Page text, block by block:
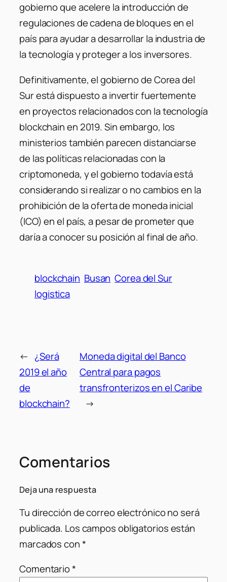
gobierno que acelere la introducción de
regulaciones de cadena de bloques en el
país para ayudar a desarrollar la industria de
la tecnología y proteger a los inversores.
Definitivamente, el gobierno de Corea del
Sur está dispuesto a invertir fuertemente
en proyectos relacionados con la tecnología
blockchain en 2019. Sin embargo, los
ministerios también parecen distanciarse
de las políticas relacionadas con la
criptomoneda, y el gobierno todavía está
considerando si realizar o no cambios en la
prohibición de la oferta de moneda inicial
(ICO) en el país, a pesar de prometer que
daría a conocer su posición al final de año.
blockchain Busan Corea del Sur
logistica
← ¿Será
2019 el año
de
blockchain?
Moneda digital del Banco
Central para pagos
transfronterizos en el Caribe
→
Comentarios
Deja una respuesta
Tu dirección de correo electrónico no será
publicada. Los campos obligatorios están
marcados con*
Comentario*